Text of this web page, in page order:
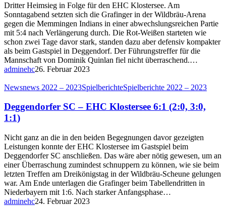
Dritter Heimsieg in Folge für den EHC Klostersee. Am
Sonntagabend setzten sich die Grafinger in der Wildbräu-Arena
gegen die Memmingen Indians in einer abwechslungsreichen Partie
mit 5:4 nach Verlängerung durch. Die Rot-Weißen starteten wie
schon zwei Tage davor stark, standen dazu aber defensiv kompakter
als beim Gastspiel in Deggendorf. Der Führungstreffer für die
Mannschaft von Dominik Quinlan fiel nicht überraschend.…
adminehc26. Februar 2023
Newsnews 2022 – 2023SpielberichteSpielberichte 2022 – 2023
Deggendorfer SC – EHC Klostersee 6:1 (2:0, 3:0,
1:1)
Nicht ganz an die in den beiden Begegnungen davor gezeigten
Leistungen konnte der EHC Klostersee im Gastspiel beim
Deggendorfer SC anschließen. Das wäre aber nötig gewesen, um an
einer Überraschung zumindest schnuppern zu können, wie sie beim
letzten Treffen am Dreikönigstag in der Wildbräu-Scheune gelungen
war. Am Ende unterlagen die Grafinger beim Tabellendritten in
Niederbayern mit 1:6. Nach starker Anfangsphase…
adminehc24. Februar 2023